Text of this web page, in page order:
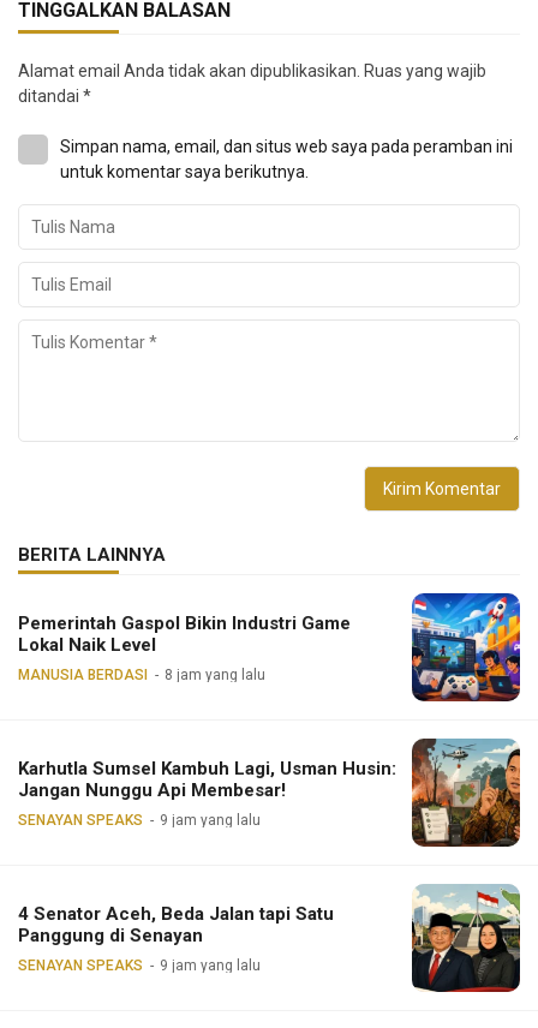
TINGGALKAN BALASAN
Alamat email Anda tidak akan dipublikasikan. Ruas yang wajib
ditandai *
Simpan nama, email, dan situs web saya pada peramban ini
untuk komentar saya berikutnya.
BERITA LAINNYA
Pemerintah Gaspol Bikin Industri Game
Lokal Naik Level
MANUSIA BERDASI 8 jam yang lalu
Karhutla Sumsel Kambuh Lagi, Usman Husin:
Jangan Nunggu Api Membesar!
SENAYAN SPEAKS 9 jam yang lalu
4 Senator Aceh, Beda Jalan tapi Satu
Panggung di Senayan
SENAYAN SPEAKS 9 jam yang lalu